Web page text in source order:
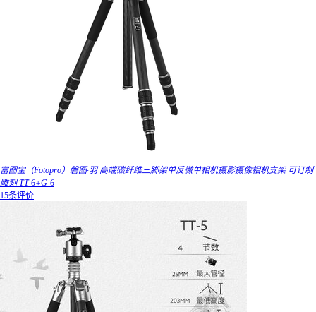
富图宝（Fotopro）磐图·羽 高端碳纤维三脚架单反微单相机摄影摄像相机支架 可订制
雕刻 TT-6+G-6
15条评价